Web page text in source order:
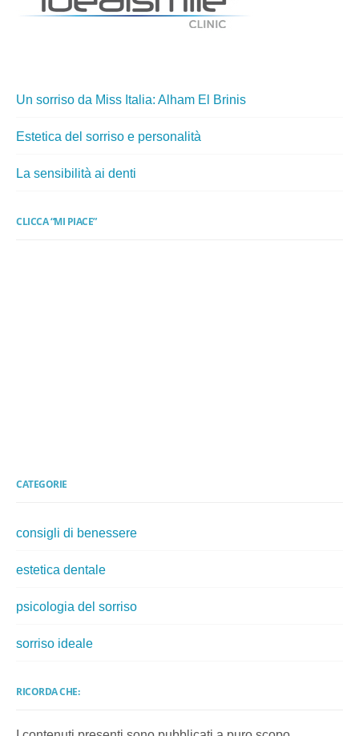
Un sorriso da Miss Italia: Alham El Brinis
Estetica del sorriso e personalità
La sensibilità ai denti
CLICCA “MI PIACE”
CATEGORIE
consigli di benessere
estetica dentale
psicologia del sorriso
sorriso ideale
RICORDA CHE: